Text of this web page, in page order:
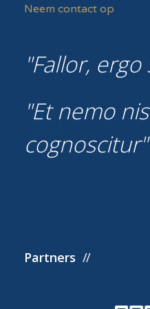
Neem contact op
Fallor, ergo
Et nemo
cognoscitur
Partners